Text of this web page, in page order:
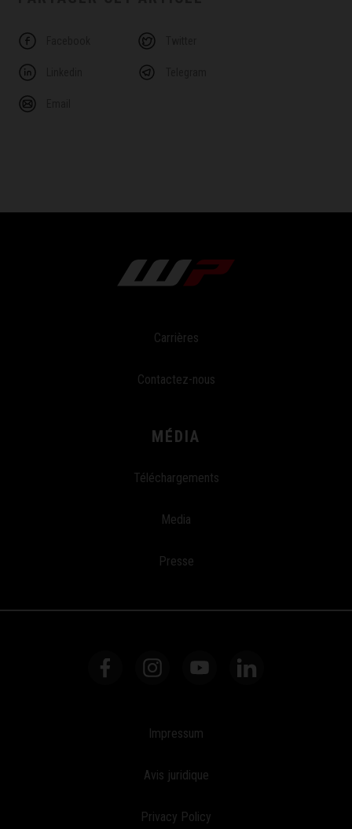
Carrières
Contactez-nous
MÉDIA
Téléchargements
Media
Presse
Impressum
Avis juridique
Privacy Policy